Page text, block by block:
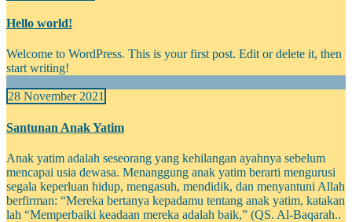
Hello world!
Welcome to WordPress. This is your first post. Edit or delete it, then
start writing!
28 November 2021
Santunan Anak Yatim
Anak yatim adalah seseorang yang kehilangan ayahnya sebelum
mencapai usia dewasa. Menanggung anak yatim berarti mengurusi
segala keperluan hidup, mengasuh, mendidik, dan menyantuni Allah
berfirman: “Mereka bertanya kepadamu tentang anak yatim, katakan
lah “Memperbaiki keadaan mereka adalah baik,” (QS. Al-Baqarah..